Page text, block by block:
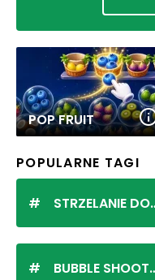
POP FRUIT
POPULARNE TAGI
STRZELANIE DO KULEK
BUBBLE SHOOTER